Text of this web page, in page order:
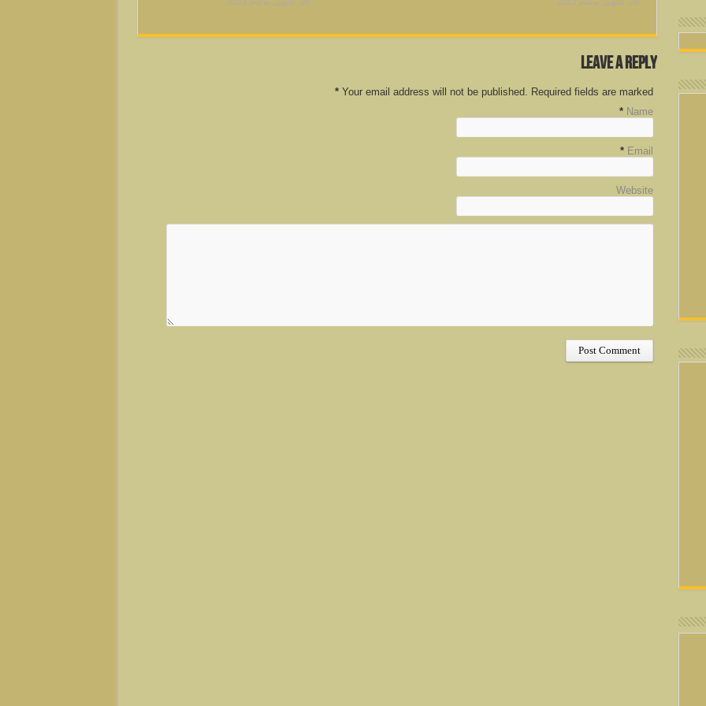
Leave a Reply
Your email address will not be published. Required fields are marked
*
Name
*
Email
*
Website